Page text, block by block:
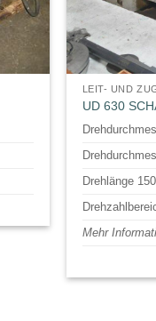
LEIT- UND
UD 630
Drehlänge
Mehr